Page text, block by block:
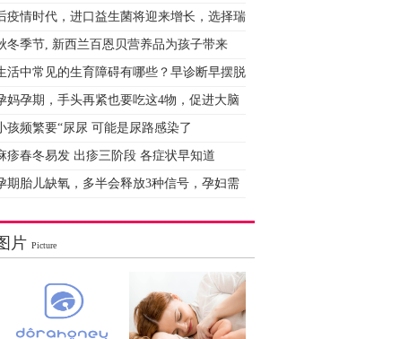
疫情时代，进口益生菌将迎来增长，选择瑞
冬季节, 新西兰百恩贝营养品为孩子带来
活中常见的生育障碍有哪些？早诊断早摆脱
妈孕期，手头再紧也要吃这4物，促进大脑
孩频繁要“尿尿 可能是尿路感染了
疹春冬易发 出疹三阶段 各症状早知道
期胎儿缺氧，多半会释放3种信号，孕妇需
片 Picture